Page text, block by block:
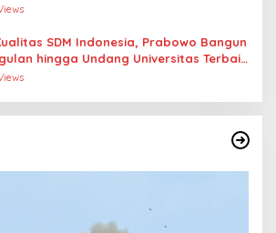
SDM Indonesia, Prabowo Bangun
hingga Undang Universitas Terbaik